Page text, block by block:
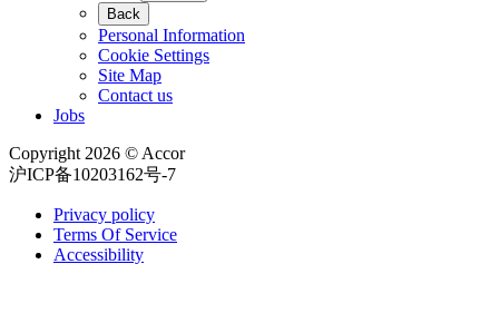
Back
Personal Information
Cookie Settings
Site Map
Contact us
Jobs
Copyright 2026 © Accor
沪ICP备10203162号-7
Privacy policy
Terms Of Service
Accessibility